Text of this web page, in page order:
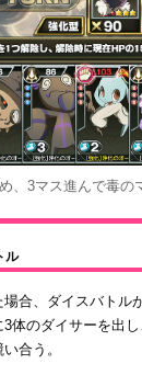
、3マス進んで毒の
ル
合、ダイスバトル
体のダイサーを出
合う。